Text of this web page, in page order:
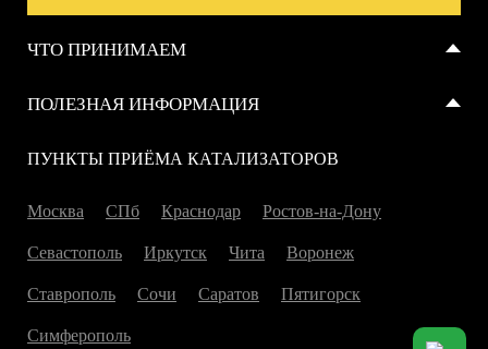
ЧТО ПРИНИМАЕМ
Металлические катализаторы
ПОЛЕЗНАЯ ИНФОРМАЦИЯ
Отзывы
ПУНКТЫ ПРИЁМА КАТАЛИЗАТОРОВ
Москва СПб Краснодар Ростов-на-Дону
Севастополь Иркутск Чита Воронеж
Ставрополь Сочи Саратов Пятигорск
Симферополь